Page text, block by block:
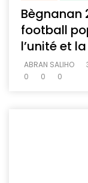
Bègnanan
football
l’unité et
ABRAN SALIHO
0
0 0